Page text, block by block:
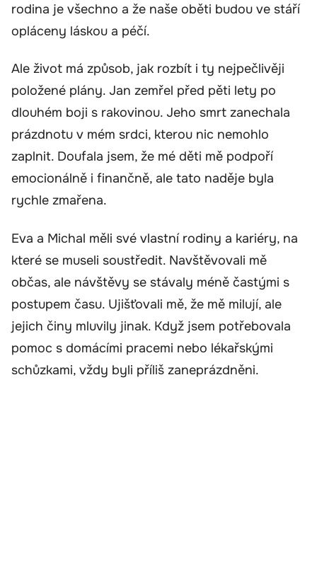
rodina je všechno a že naše oběti budou ve stáří
opláceny láskou a péčí.
Ale život má způsob, jak rozbít i ty nejpečlivěji
položené plány. Jan zemřel před pěti lety po
dlouhém boji s rakovinou. Jeho smrt zanechala
prázdnotu v mém srdci, kterou nic nemohlo
zaplnit. Doufala jsem, že mé děti mě podpoří
emocionálně i finančně, ale tato naděje byla
rychle zmařena.
Eva a Michal měli své vlastní rodiny a kariéry, na
které se museli soustředit. Navštěvovali mě
občas, ale návštěvy se stávaly méně častými s
postupem času. Ujišťovali mě, že mě milují, ale
jejich činy mluvily jinak. Když jsem potřebovala
pomoc s domácími pracemi nebo lékařskými
schůzkami, vždy byli příliš zaneprázdněni.